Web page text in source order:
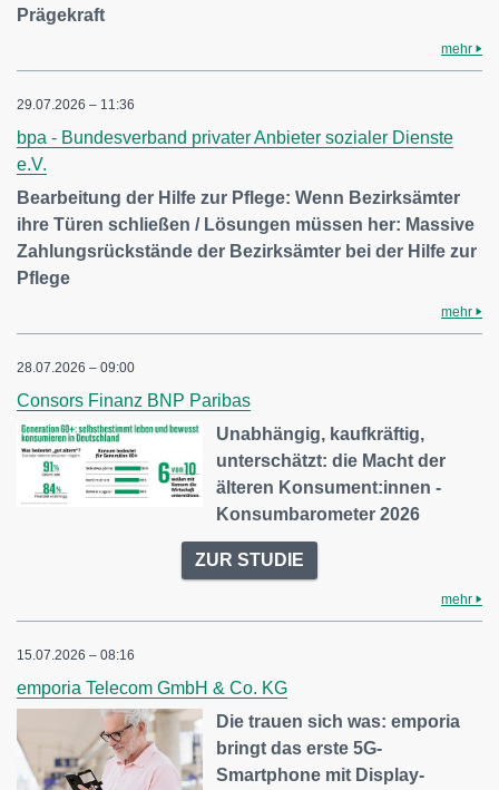
Prägekraft
mehr
29.07.2026 – 11:36
bpa - Bundesverband privater Anbieter sozialer Dienste
e.V.
Bearbeitung der Hilfe zur Pflege: Wenn Bezirksämter
ihre Türen schließen / Lösungen müssen her: Massive
Zahlungsrückstände der Bezirksämter bei der Hilfe zur
Pflege
mehr
28.07.2026 – 09:00
Consors Finanz BNP Paribas
Unabhängig, kaufkräftig,
unterschätzt: die Macht der
älteren Konsument:innen -
Konsumbarometer 2026
ZUR STUDIE
mehr
15.07.2026 – 08:16
emporia Telecom GmbH & Co. KG
Die trauen sich was: emporia
bringt das erste 5G-
Smartphone mit Display-